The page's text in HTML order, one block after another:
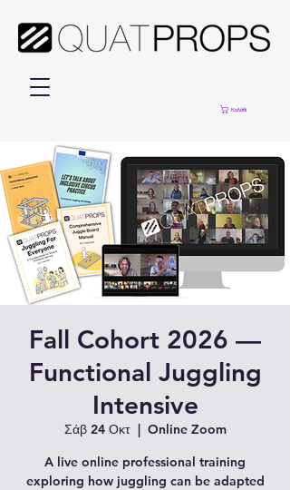
Καλάθι
Fall Cohort 2026 —
Functional Juggling
Intensive
Σάβ 24 Οκτ
  |
Online Zoom
A live online professional training
exploring how juggling can be adapted